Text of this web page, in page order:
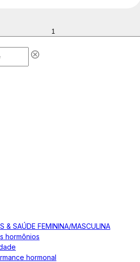
1
& SAÚDE FEMININA/MASCULINA
hormônios
hormonal